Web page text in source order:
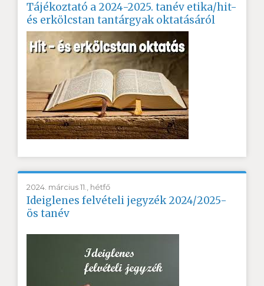
Tájékoztató a 2024-2025. tanév etika/hit-
és erkölcstan tantárgyak oktatásáról
2024. március 11., hétfő
Ideiglenes felvételi jegyzék 2024/2025-
ös tanév